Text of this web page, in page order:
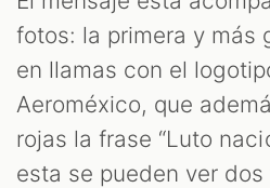
fotos: la primera y más
en llamas con el
Aeroméxico, que
rojas la frase “Luto
esta se pueden ver